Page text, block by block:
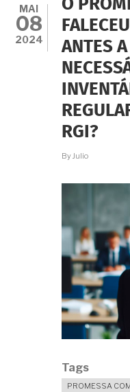
MAI
08
2024
O
ANTES
RGI?
ByJulio
Tags
PROMESSA